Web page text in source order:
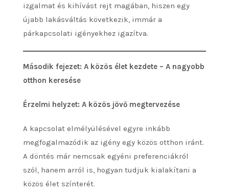
izgalmat és kihívást rejt magában, hiszen egy
újabb lakásváltás következik, immár a
párkapcsolati igényekhez igazítva.
Második fejezet: A közös élet kezdete – A nagyobb
otthon keresése
Érzelmi helyzet: A közös jövő megtervezése
A kapcsolat elmélyülésével egyre inkább
megfogalmazódik az igény egy közös otthon iránt.
A döntés már nemcsak egyéni preferenciákról
szól, hanem arról is, hogyan tudjuk kialakítani a
közös élet színterét.